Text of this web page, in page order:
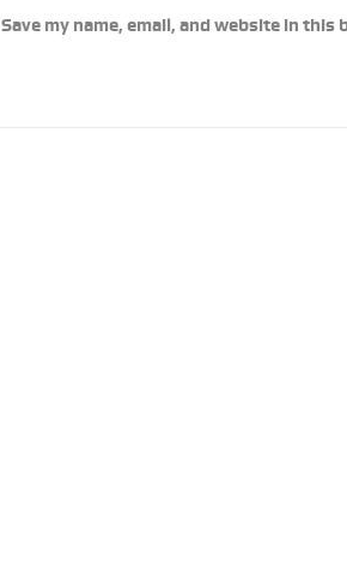
Save my name, email, and website in